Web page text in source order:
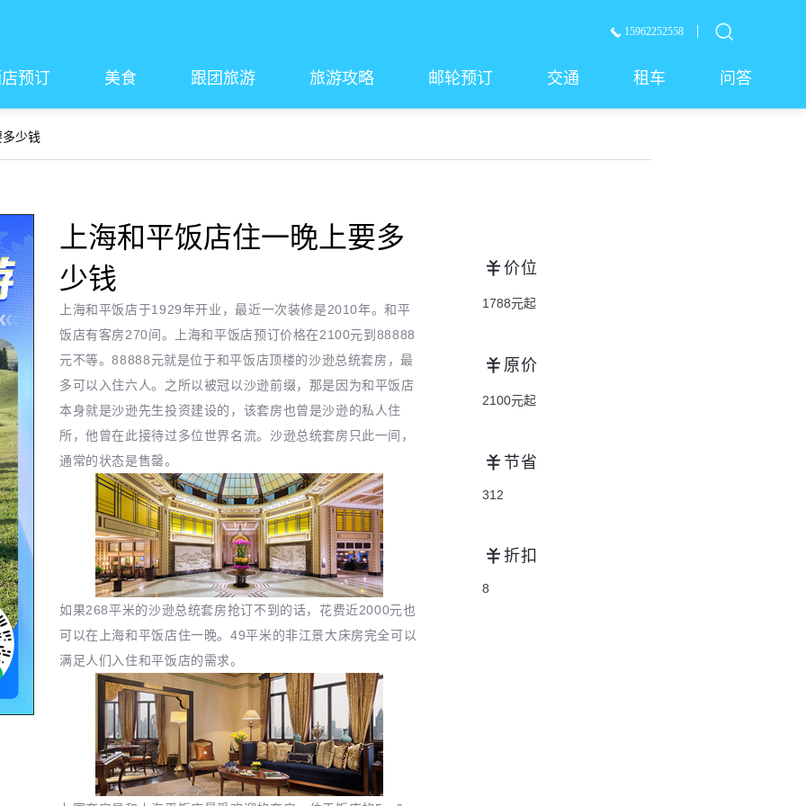
15962252558
预订 美食 跟团旅游 旅游攻略 邮轮预订 交通 租车 问答
少钱
上海和平饭店住一晚上要多
少钱
上海和平饭店于1929年开业，最近一次装修是2010年。和平
饭店有客房270间。上海和平饭店预订价格在2100元到88888
元不等。88888元就是位于和平饭店顶楼的沙逊总统套房，最
多可以入住六人。之所以被冠以沙逊前缀，那是因为和平饭店
本身就是沙逊先生投资建设的，该套房也曾是沙逊的私人住
所，他曾在此接待过多位世界名流。沙逊总统套房只此一间，
通常的状态是售罄。
如果268平米的沙逊总统套房抢订不到的话，花费近2000元也
可以在上海和平饭店住一晚。49平米的非江景大床房完全可以
满足人们入住和平饭店的需求。
价位
1788元起
原价
2100元起
节省
312
折扣
8